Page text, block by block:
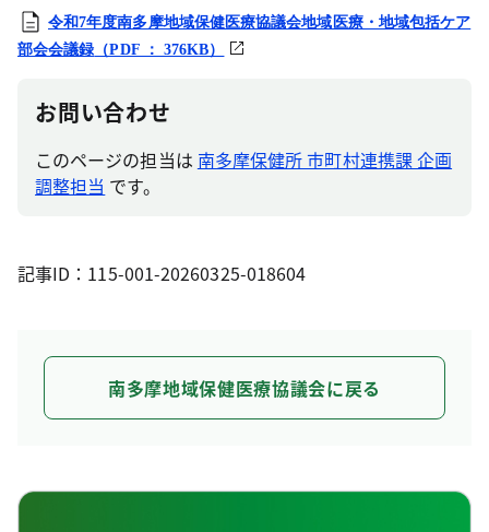
令和7年度南多摩地域保健医療協議会地域医療・地域包括ケア
部会会議録 （PDF ： 376KB）
お問い合わせ
このページの担当は 南多摩保健所 市町村連携課 企画
調整担当 です。
記事ID：115-001-20260325-018604
南多摩地域保健医療協議会に戻る